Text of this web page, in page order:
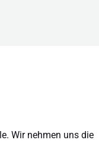
Wir nehmen uns die